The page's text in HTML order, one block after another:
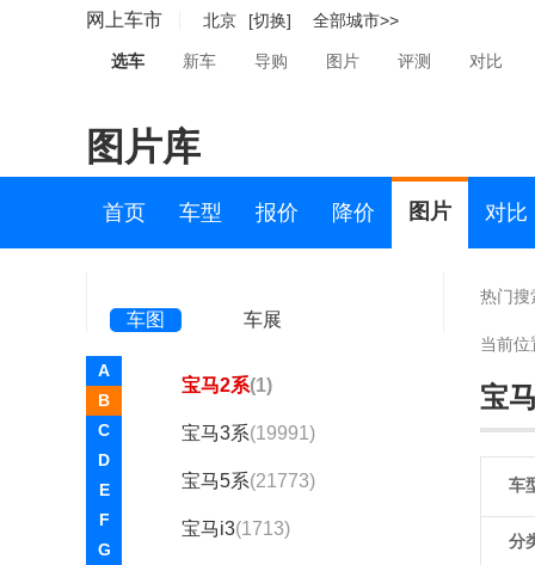
网上车市 北京 [切换] 全部城市>>
选车 新车 导购 图片 评测 对比
图片库
首页 车型 报价 降价 图片 对比
车图 车展
A
B
C
D
E
F
G
阿维塔(4132)
拜腾(95)
华晨宝马
宝马2系(1)
宝马3系(19991)
宝马5系(21773)
宝马i3(1713)
热门搜
当前位
宝
车
分